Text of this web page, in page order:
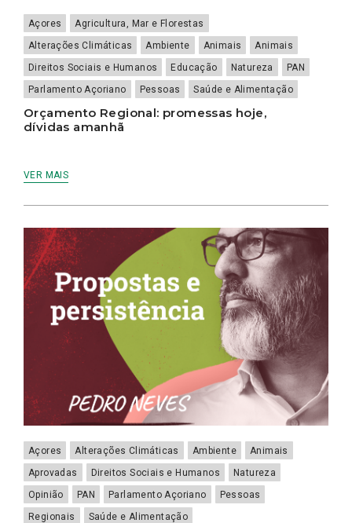
Açores
Agricultura, Mar e Florestas
Alterações Climáticas
Ambiente Animais
Animais
Direitos Sociais e Humanos
Educação Natureza
PAN
Parlamento Açoriano
Pessoas Saúde e Alimentação
Orçamento Regional: promessas hoje,
dívidas amanhã
VER MAIS
Açores Alterações Climáticas Ambiente
Animais
Aprovadas
Direitos Sociais e Humanos
Natureza
Opinião
PAN Parlamento Açoriano
Pessoas
Regionais
Saúde e Alimentação